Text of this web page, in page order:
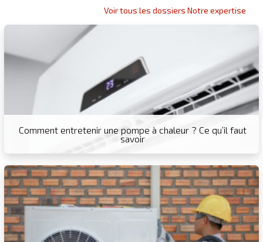
Voir tous les dossiers Notre expertise
Comment entretenir une pompe à chaleur ? Ce qu’il faut
savoir